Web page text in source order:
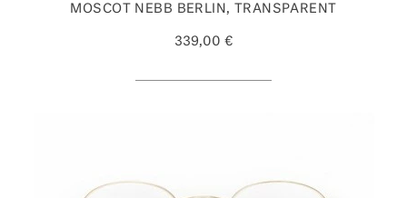
MOSCOT NEBB BERLIN, TRANSPARENT
339,00 €